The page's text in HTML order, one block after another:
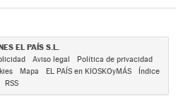
EL PAÍS S.L.
Aviso legal
Política de privacidad
Mapa EL PAÍS en KIOSKOyMÁS
Índice
RSS